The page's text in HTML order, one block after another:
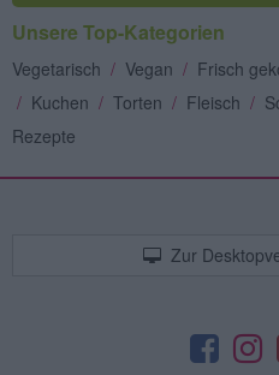
Unsere Top-Kategorien
Vegetarisch / Vegan / Frisch
/ Kuchen / Torten / Fleisch /
Rezepte
Zur